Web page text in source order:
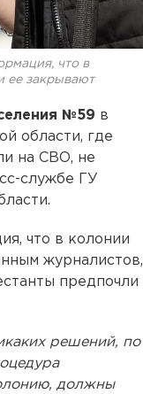
что в
ее закрывают
№59 в
области, где
на СВО, не
службе ГУ
что в колонии
журналистов,
предпочли
решений, по
должны